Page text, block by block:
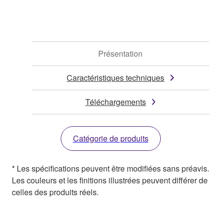
Présentation
Caractéristiques techniques
Téléchargements
Catégorie de produits
* Les spécifications peuvent être modifiées sans préavis.
Les couleurs et les finitions illustrées peuvent différer de
celles des produits réels.